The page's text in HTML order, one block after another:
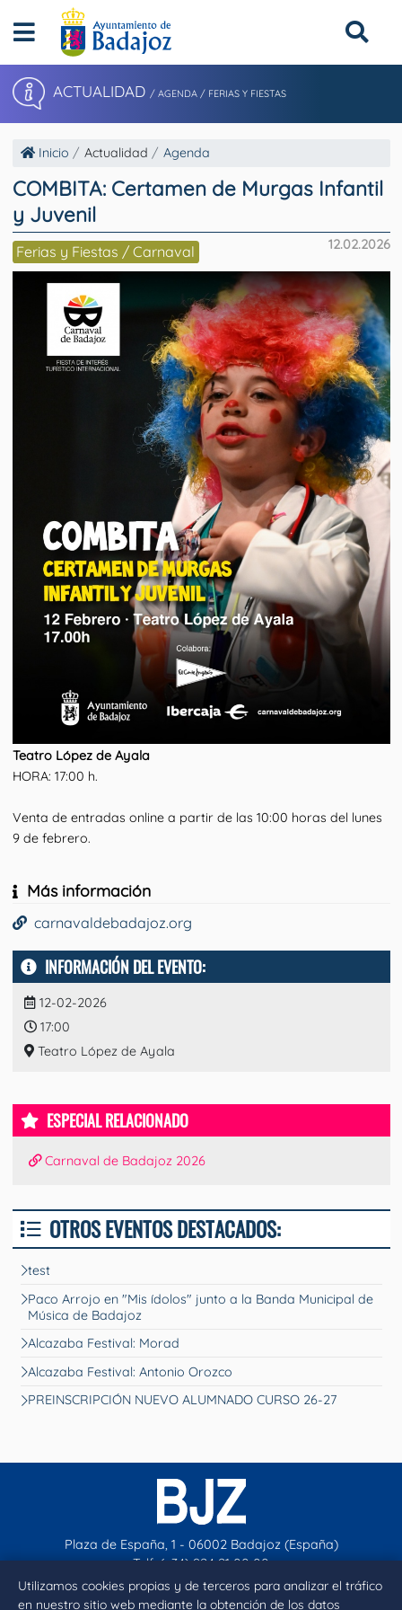
Utilizamos cookies propias y de terceros para analizar el tráfico
en nuestro sitio web mediante la obtención de los datos
ACTUALIDAD / AGENDA / FERIAS Y FIESTAS
Inicio Actualidad Agenda
COMBITA: Certamen de Murgas Infantil
y Juvenil
12.02.2026
Ferias y Fiestas / Carnaval
Teatro López de Ayala
HORA: 17:00 h.
Venta de entradas online a partir de las 10:00 horas del lunes
9 de febrero.
Más información
carnavaldebadajoz.org
INFORMACIÓN DEL EVENTO:
12-02-2026
17:00
Teatro López de Ayala
ESPECIAL RELACIONADO
Carnaval de Badajoz 2026
OTROS EVENTOS DESTACADOS:
test
Paco Arrojo en "Mis ídolos" junto a la Banda Municipal de
Música de Badajoz
Alcazaba Festival: Morad
Alcazaba Festival: Antonio Orozco
PREINSCRIPCIÓN NUEVO ALUMNADO CURSO 26-27
Plaza de España, 1 - 06002 Badajoz (España)
Telf. (+34) 924 21 00 00
contacto@aytobadajoz.es